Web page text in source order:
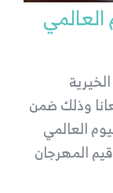
وذلك ضمن
العالمي
. هذا وقد أُقيم المهرجان